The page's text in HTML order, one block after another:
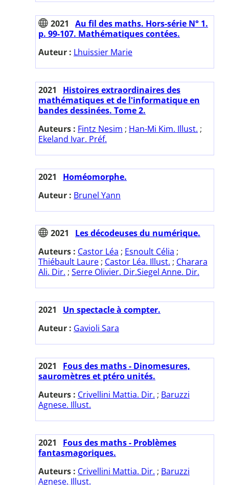
2021
Au fil des maths. Hors-série N° 1.
p. 99-107. Mathématiques contées.
Auteur : Lhuissier Marie
2021
Histoires extraordinaires des
mathématiques et de l'informatique en
bandes dessinées. Tome 2.
Auteurs : Fintz Nesim ; Han-Mi Kim. Illust. ;
Ekeland Ivar. Préf.
2021
Homéomorphe.
Auteur : Brunel Yann
2021
Les décodeuses du numérique.
Auteurs : Castor Léa ; Esnoult Célia ;
Thiébault Laure ; Castor Léa. Illust. ; Charara
Ali. Dir. ; Serre Olivier. Dir.Siegel Anne. Dir.
2021
Un spectacle à compter.
Auteur : Gavioli Sara
2021
Fous des maths - Dinomesures,
sauromètres et ptéro unités.
Auteurs : Crivellini Mattia. Dir. ; Baruzzi
Agnese. Illust.
2021
Fous des maths - Problèmes
fantasmagoriques.
Auteurs : Crivellini Mattia. Dir. ; Baruzzi
Agnese. Illust.